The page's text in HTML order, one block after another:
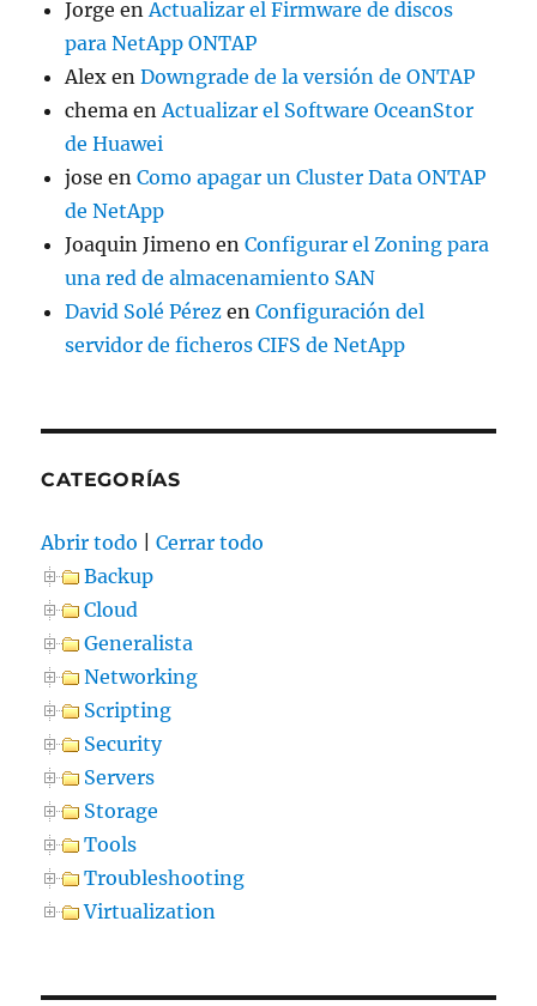
Jorge en Actualizar el Firmware de discos
para NetApp ONTAP
Alex enDowngrade de la versión de ONTAP
chema en Actualizar el Software OceanStor
de Huawei
jose enComo apagar un Cluster Data ONTAP
de NetApp
Joaquin Jimeno enConfigurar el Zoning para
una red de almacenamiento SAN
David Solé Pérez enConfiguración del
servidor de ficheros CIFS de NetApp
CATEGORÍAS
Abrir todo |Cerrar todo
Backup
Cloud
Generalista
Networking
Scripting
Security
Servers
Storage
Tools
Troubleshooting
Virtualization